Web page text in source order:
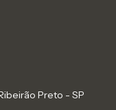
Preto - SP